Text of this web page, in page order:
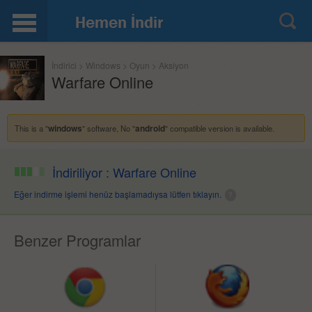
İndirici > Windows > Oyun > Aksiyon
Warfare Online
This is a "windows" software, No "android" compatible version is available.
İndiriliyor : Warfare Online
Eğer indirme işlemi henüz başlamadıysa lütfen tıklayın.
Benzer Programlar